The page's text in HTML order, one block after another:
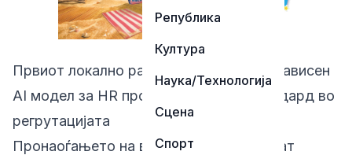
Република
Култура
Наука/Технологија
Сцена
Спорт
Првиот локално развиен и целосно независен
AI модел за HR процеси носи нов стандард во
регрутацијата
Пронаоѓањето на вистинскиот кандидат